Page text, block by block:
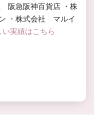
阪急阪神百貨店 ・株
・株式会社 マルイ
い実績はこちら